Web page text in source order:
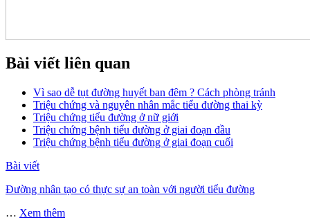
Bài viết liên quan
Vì sao dễ tụt đường huyết ban đêm ? Cách phòng tránh
Triệu chứng và nguyên nhân mắc tiểu đường thai kỳ
Triệu chứng tiểu đường ở nữ giới
Triệu chứng bệnh tiểu đường ở giai đoạn đầu
Triệu chứng bệnh tiểu đường ở giai đoạn cuối
Bài viết
Đường nhân tạo có thực sự an toàn với người tiểu đường
… Xem thêm